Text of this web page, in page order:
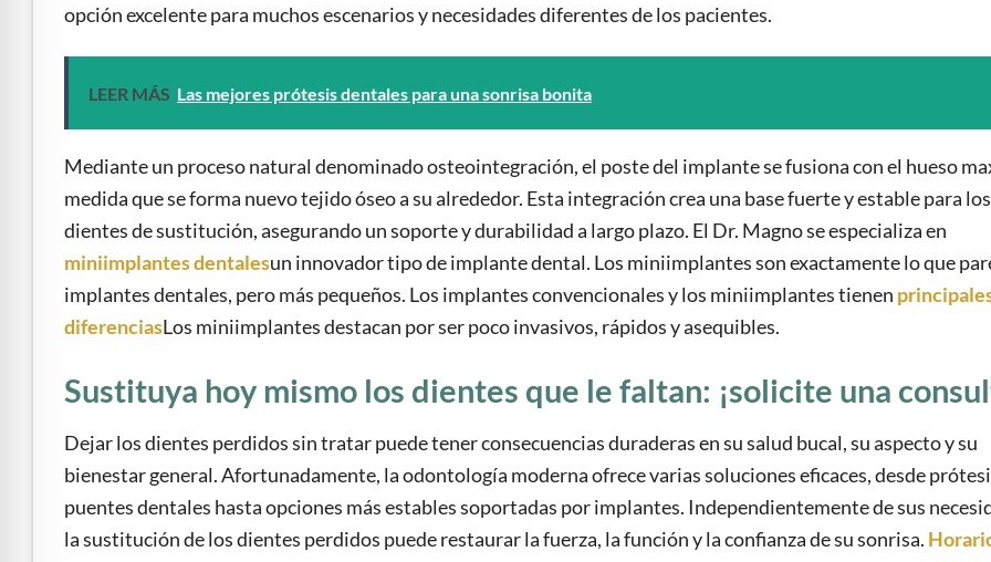
opción excelente para muchos escenarios y necesidades diferentes de los pacientes.
LEER MÁS Las mejores prótesis dentales para una sonrisa bonita
Mediante un proceso natural denominado osteointegración, el poste del implante se fusiona con el hueso
medida que se forma nuevo tejido óseo a su alrededor. Esta integración crea una base fuerte y estable para los
dientes de sustitución, asegurando un soporte y durabilidad a largo plazo. El Dr. Magno se especializa en
miniimplantes dentalesun innovador tipo de implante dental. Los miniimplantes son exactamente lo que
implantes dentales, pero más pequeños. Los implantes convencionales y los miniimplantes tienen
diferenciasLos miniimplantes destacan por ser poco invasivos, rápidos y asequibles.
Sustituya hoy mismo los dientes que le faltan: ¡solicite una
Dejar los dientes perdidos sin tratar puede tener consecuencias duraderas en su salud bucal, su aspecto y su
bienestar general. Afortunadamente, la odontología moderna ofrece varias soluciones eficaces, desde
puentes dentales hasta opciones más estables soportadas por implantes. Independientemente de sus
la sustitución de los dientes perdidos puede restaurar la fuerza, la función y la confianza de su sonrisa.